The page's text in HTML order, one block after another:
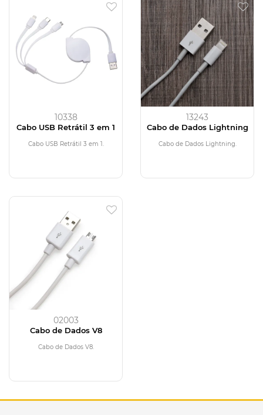
10338
Cabo USB Retrátil 3 em 1
Cabo USB Retrátil 3 em 1.
13243
Cabo de Dados Lightning
Cabo de Dados Lightning.
02003
Cabo de Dados V8
Cabo de Dados V8.